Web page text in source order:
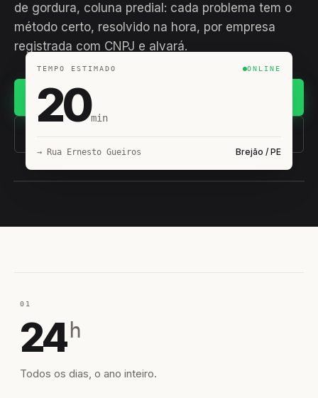
de gordura, coluna predial: cada problema tem o
método certo, resolvido na hora, por empresa
registrada com CNPJ e alvará.
(11) 93407-8838
TEMPO ESTIMADO ONLINE
20min
→ Rua Ernesto Gueiros Brejão / PE
01
24 h
Todos os dias, o ano inteiro.